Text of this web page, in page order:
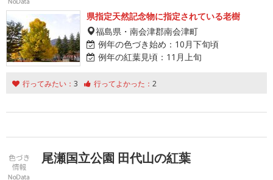
県指定天然記念物に指定されている老樹
福島県・南会津郡南会津町
例年の色づき始め： 10月下旬頃
例年の紅葉見頃： 11月上旬
行ってみたい： 3 行ってよかった： 2
尾瀬国立公園 田代山の紅葉